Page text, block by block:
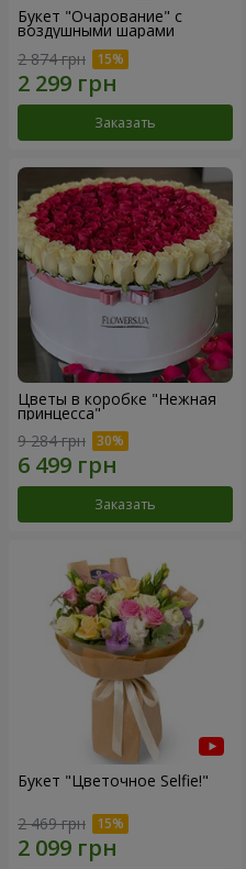
Букет "Очарование" с
воздушными шарами
2 874 грн
Заказать
Цветы в коробке "Нежная
принцесса"
9 284 грн
Заказать
Букет "Цветочное Selfie!"
2 469 грн